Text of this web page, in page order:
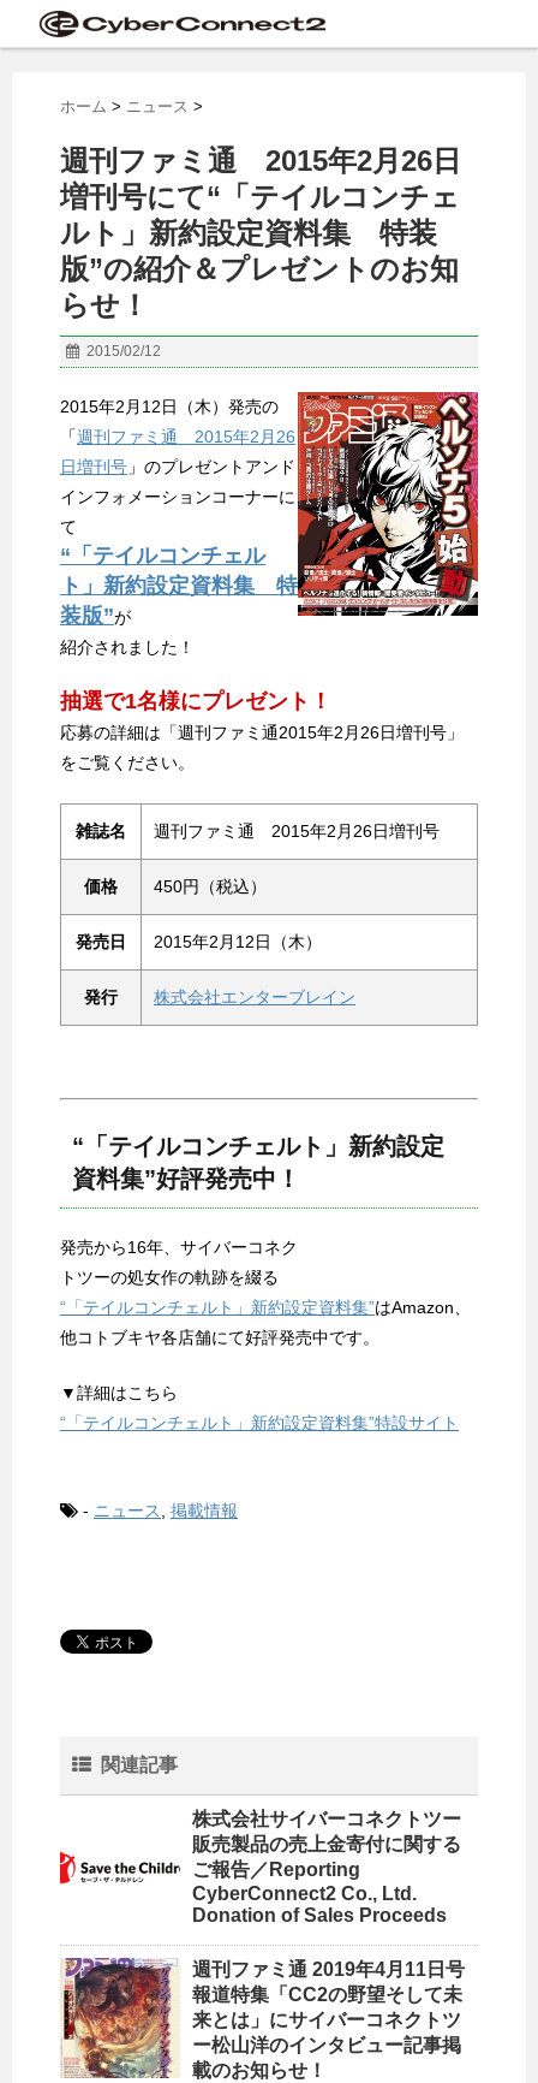
ホーム > ニュース >
週刊ファミ通 2015年2月26日
増刊号にて“「テイルコンチェ
ルト」新約設定資料集 特装
版”の紹介＆プレゼントのお知
らせ！
2015/02/12
2015年2月12日（木）発売の
「週刊ファミ通 2015年2月26
日増刊号 」のプレゼントアンド
インフォメーションコーナーに
て
“「テイルコンチェル
ト」新約設定資料集 特
装版”が
紹介されました！
抽選で1名様にプレゼント！
応募の詳細は「週刊ファミ通2015年2月26日増刊号」
をご覧ください。
雑誌名 週刊ファミ通 2015年2月26日増刊号
価格 450円（税込）
発売日 2015年2月12日（木）
発行 株式会社エンターブレイン
“「テイルコンチェルト」新約設定
資料集”好評発売中！
発売から16年、サイバーコネク
トツーの処女作の軌跡を綴る
“「テイルコンチェルト」新約設定資料集”はAmazon、
他コトブキヤ各店舗にて好評発売中です。
▼詳細はこちら
“「テイルコンチェルト」新約設定資料集”特設サイト
- ニュース 掲載情報
関連記事
株式会社サイバーコネクトツー
販売製品の売上金寄付に関する
ご報告／Reporting
CyberConnect2 Co., Ltd.
Donation of Sales Proceeds
週刊ファミ通 2019年4月11日号
報道特集「CC2の野望そして未
来とは」にサイバーコネクトツ
ー松山洋のインタビュー記事掲
載のお知らせ！